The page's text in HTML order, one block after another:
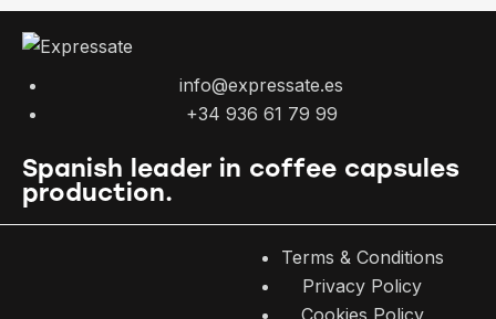
info@expressate.es
+34 936 61 79 99
Spanish leader in coffee capsules
production.
Terms & Conditions
Privacy Policy